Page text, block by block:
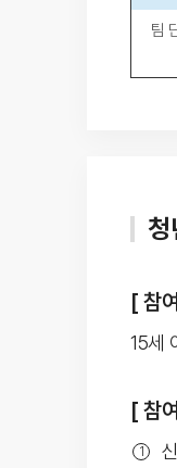
팀
청
[ 참
15세
[ 참